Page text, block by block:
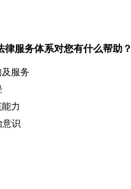
律服务体系对您有什么帮助？
服务
力
意识